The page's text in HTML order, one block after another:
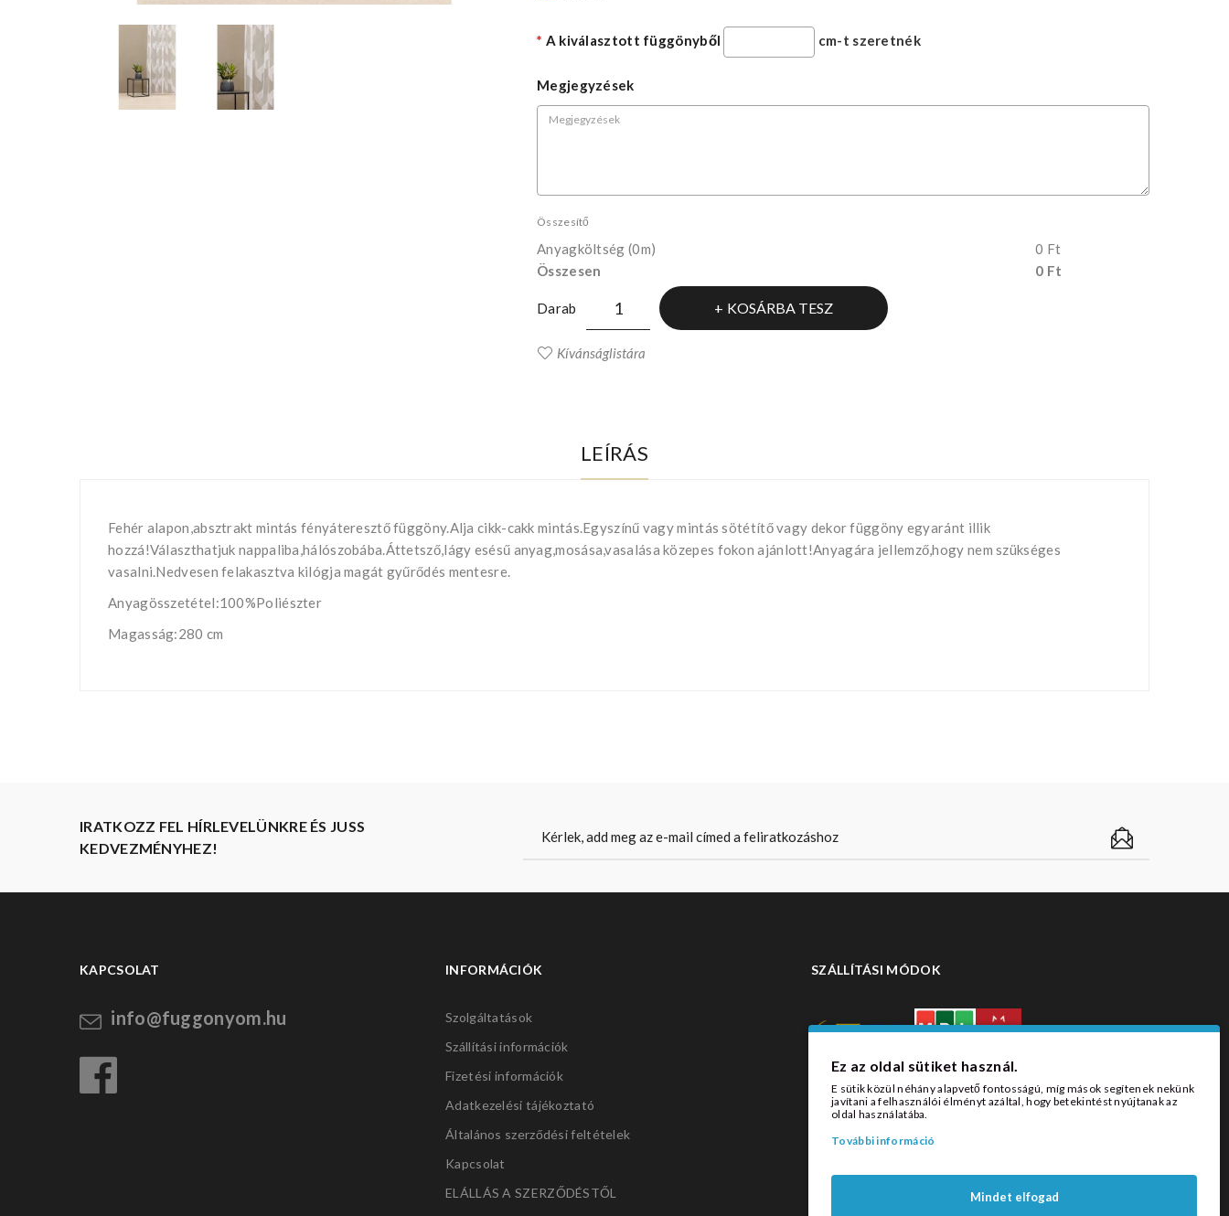
A kiválasztott függönyből cm-t szeretnék
Megjegyzések
Összesítő
Anyagköltség (0m)
0 Ft
Összesen
0 Ft
Darab KOSÁRBA TESZ
Kívánságlistára
LEÍRÁS
Fehér alapon,absztrakt mintás fényáteresztő függöny.Alja cikk-cakk mintás.Egyszínű vagy mintás sötétítő vagy dekor függöny egyaránt illik
hozzá!Választhatjuk nappaliba,hálószobába.Áttetsző,lágy esésű anyag,mosása,vasalása közepes fokon ajánlott!Anyagára jellemző,hogy nem szükséges
vasalni.Nedvesen felakasztva kilógja magát gyűrődés mentesre.
Anyagösszetétel:100%Poliészter
Magasság:280 cm
IRATKOZZ FEL HÍRLEVELÜNKRE ÉS JUSS
KEDVEZMÉNYHEZ!
KAPCSOLAT
info@fuggonyom.hu
INFORMÁCIÓK
Szolgáltatások
Szállítási információk
Fizetési információk
Adatkezelési tájékoztató
Általános szerződési feltételek
Kapcsolat
ELÁLLÁS A SZERZŐDÉSTŐL
SZÁLLÍTÁSI MÓDOK
Ez az oldal sütiket használ.
E sütik közül néhány alapvető fontosságú, míg mások segítenek nekünk
javítani a felhasználói élményt azáltal, hogy betekintést nyújtanak az
oldal használatába.
További információ
Mindet elfogad